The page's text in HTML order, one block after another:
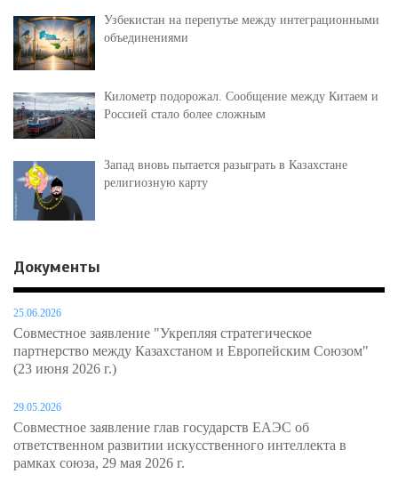
Узбекистан на перепутье между интеграционными
объединениями
Километр подорожал. Сообщение между Китаем и
Россией стало более сложным
Запад вновь пытается разыграть в Казахстане
религиозную карту
Документы
25.06.2026
Совместное заявление "Укрепляя стратегическое
партнерство между Казахстаном и Европейским Союзом"
(23 июня 2026 г.)
29.05.2026
Совместное заявление глав государств ЕАЭС об
ответственном развитии искусственного интеллекта в
рамках союза, 29 мая 2026 г.